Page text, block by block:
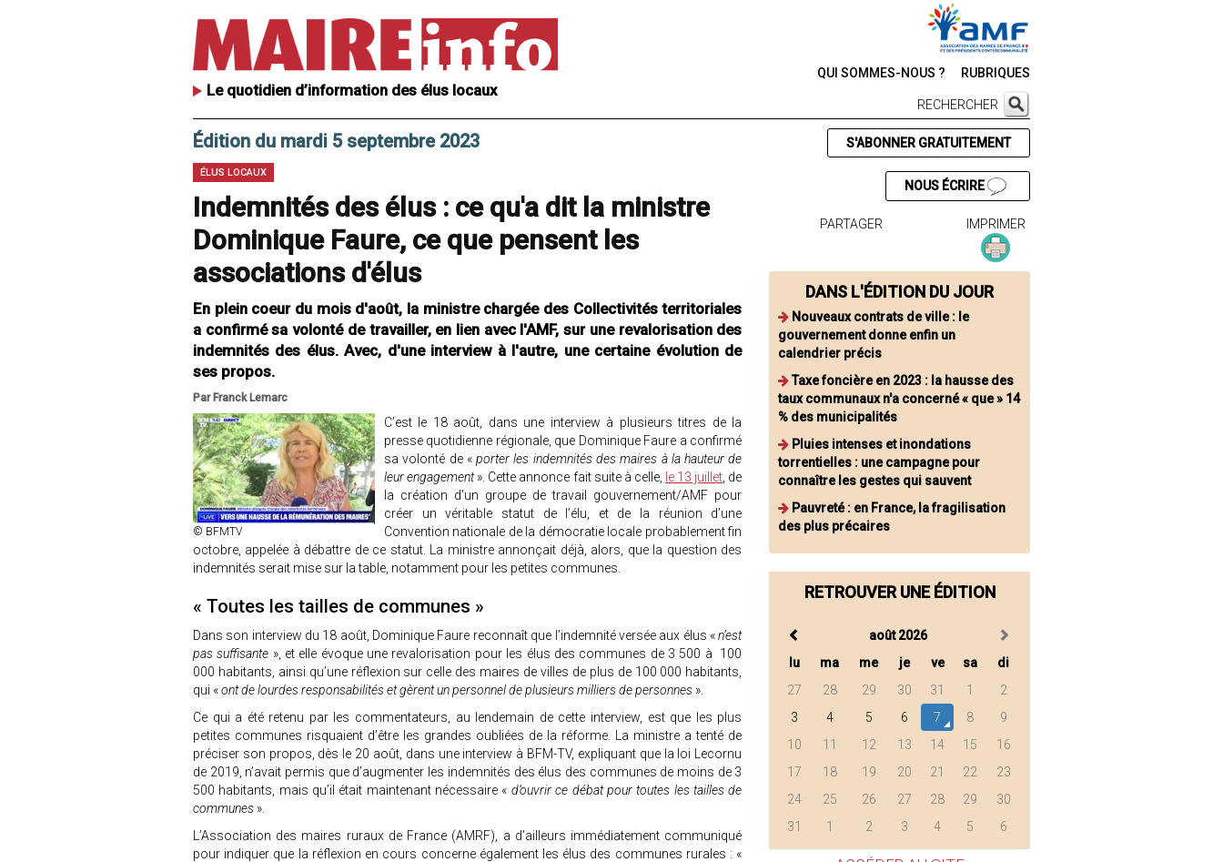
Le quotidien d’information des élus locaux
QUI SOMMES-NOUS ? RUBRIQUES
RECHERCHER
Édition du mardi 5 septembre 2023
ÉLUS LOCAUX
Indemnités des élus : ce qu'a dit la ministre
Dominique Faure, ce que pensent les
associations d'élus
En plein coeur du mois d'août, la ministre chargée des Collectivités territoriales
a confirmé sa volonté de travailler, en lien avec l'AMF, sur une revalorisation des
indemnités des élus. Avec, d'une interview à l'autre, une certaine évolution de
ses propos.
Par Franck Lemarc
© BFMTV
C’est le 18 août, dans une interview à plusieurs titres de la
presse quotidienne régionale, que Dominique Faure a confirmé
sa volonté de «porter les indemnités des maires à la hauteur de
leur engagement». Cette annonce fait suite à celle, le 13 juillet , de
la création d’un groupe de travail gouvernement/AMF pour
créer un véritable statut de l’élu, et de la réunion d’une
Convention nationale de la démocratie locale probablement fin
octobre, appelée à débattre de ce statut. La ministre annonçait déjà, alors, que la question des
indemnités serait mise sur la table, notamment pour les petites communes.
« Toutes les tailles de communes »
Dans son interview du 18 août, Dominique Faure reconnaît que l’indemnité versée aux élus «n’est
pas suffisante », et elle évoque une revalorisation pour les élus des communes de 3 500 à 100
000 habitants, ainsi qu’une réflexion sur celle des maires de villes de plus de 100 000 habitants,
qui «ont de lourdes responsabilités et gèrent un personnel de plusieurs milliers de personnes ».
Ce qui a été retenu par les commentateurs, au lendemain de cette interview, est que les plus
petites communes risquaient d’être les grandes oubliées de la réforme. La ministre a tenté de
préciser son propos, dès le 20 août, dans une interview à BFM-TV, expliquant que la loi Lecornu
de 2019, n’avait permis que d’augmenter les indemnités des élus des communes de moins de 3
500 habitants, mais qu’il était maintenant nécessaire « d’ouvrir ce débat pour toutes les tailles de
communes ».
L’Association des maires ruraux de France (AMRF), a d’ailleurs immédiatement communiqué
pour indiquer que la réflexion en cours concerne également les élus des communes rurales : «
S'ABONNER GRATUITEMENT
NOUS ÉCRIRE
PARTAGER IMPRIMER
DANS L'ÉDITION DU JOUR
Nouveaux contrats de ville : le
gouvernement donne enfin un
calendrier précis
Taxe foncière en 2023 : la hausse des
taux communaux n'a concerné « que » 14
% des municipalités
Pluies intenses et inondations
torrentielles : une campagne pour
connaître les gestes qui sauvent
Pauvreté : en France, la fragilisation
des plus précaires
RETROUVER UNE ÉDITION
août 2026
lu
ma me je ve sa
di
27
28 29 30 31 1
2
3
4 5 6 7 8
9
10
11 12 13 14 15
16
17
18 19 20 21 22
23
24
25 26 27 28 29
30
31
1 2 3 4 5 6